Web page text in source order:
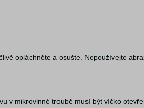
opláchněte a osušte. Nepoužívejte
v mikrovlnné troubě musí být víčko